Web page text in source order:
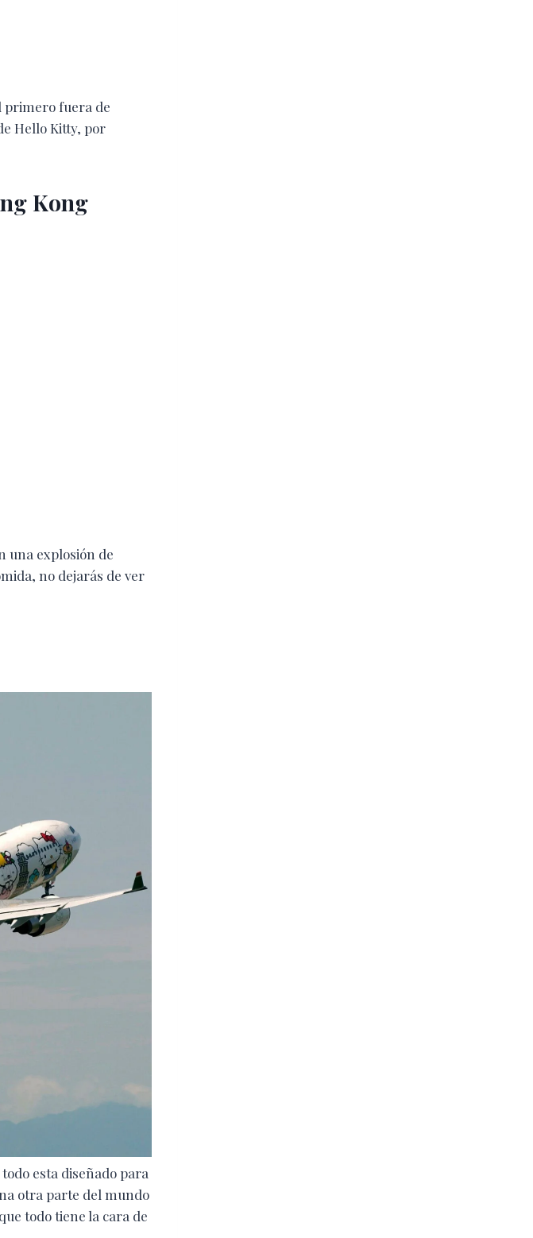
primero fuera de
Hello Kitty, por
Kong
una explosión de
no dejarás de ver
esta diseñado para
otra parte del mundo
todo tiene la cara de